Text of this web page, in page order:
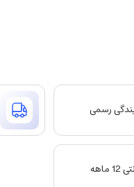
رسمی
ماهه